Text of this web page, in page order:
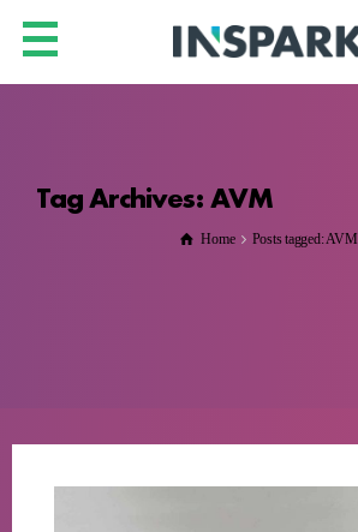
Tag Archives: AVM
Home Posts tagged: AVM